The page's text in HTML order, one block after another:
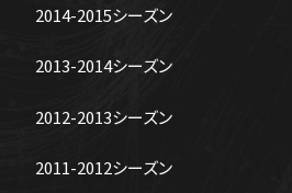
2014-2015シーズン
2013-2014シーズン
2012-2013シーズン
2011-2012シーズン